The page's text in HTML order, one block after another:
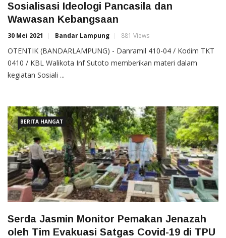
Sosialisasi Ideologi Pancasila dan
Wawasan Kebangsaan
30 Mei 2021 Bandar Lampung 881 Views
OTENTIK (BANDARLAMPUNG) - Danramil 410-04 / Kodim TKT
0410 / KBL Walikota Inf Sutoto memberikan materi dalam
kegiatan Sosiali ...
BERITA HANGAT
Serda Jasmin Monitor Pemakan Jenazah
oleh Tim Evakuasi Satgas Covid-19 di TPU